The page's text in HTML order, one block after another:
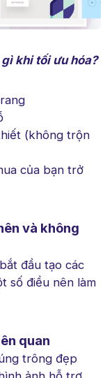
khi tối ưu hóa?
(không trộn
của bạn trở
và không
đầu tạo các
số điều nên làm
quan
trông đẹp